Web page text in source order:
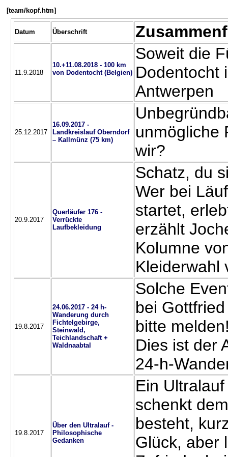
[team/kopf.htm]
Datum Überschrift
11.9.2018
10.+11.08.2018 - 100 km
von Dodentocht (Belgien)
Soweit die
Dodentocht
Antwerpen
25.12.2017
16.09.2017 -
Landkreislauf Oberndorf
– Kallmünz (75 km)
unmögliche
wir?
20.9.2017
Querläufer 176 -
Verrückte
Laufbekleidung
Schatz, du
Wer bei
startet,
erzählt
Kolumne
Kleiderwahl
19.8.2017
24.06.2017 - 24 h-
Wanderung durch
Fichtelgebirge,
Steinwald,
Teichlandschaft +
Waldnaabtal
Solche
bei
bitte
Dies ist der
24-h-
19.8.2017
Über den Ultralauf -
Philosophische
Gedanken
Ein
schenkt
besteht,
Glück, aber